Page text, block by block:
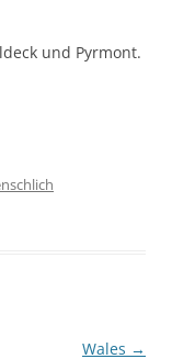
und Pyrmont.
Wales →